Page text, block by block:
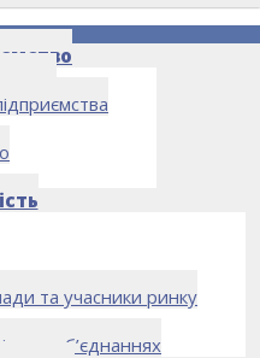
та учасники ринку
та об’єднаннях